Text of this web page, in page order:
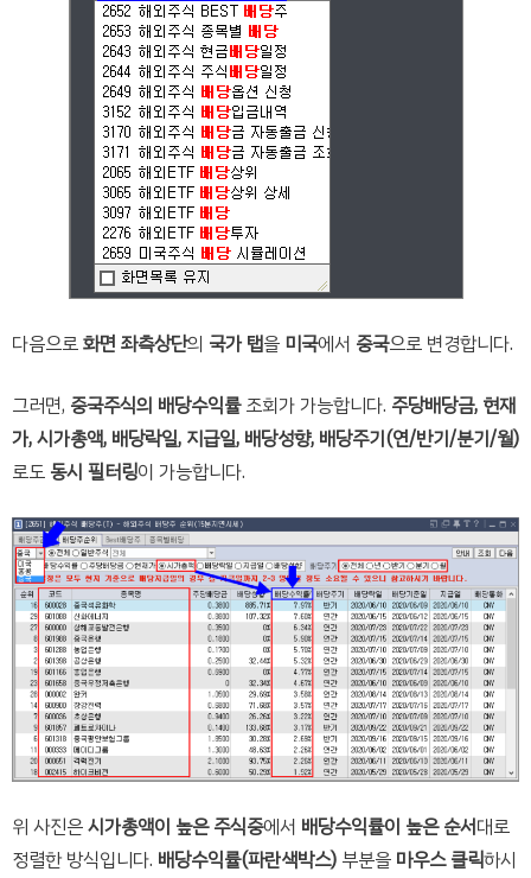
다음으로화면 좌측상단의 국가 탭을 미국에서 중국으로 변경합니다.
그러면, 중국주식의 배당수익률조회가 가능합니다. 주당배당금, 현재
가, 시가총액, 배당락일, 지급일, 배당성향, 배당주기(연/반기/분기/월)
로도 동시 필터링이 가능합니다.
위 사진은시가총액이 높은 주식중에서 배당수익률이 높은 순서대로
정렬한 방식입니다. 배당수익률(파란색박스) 부분을 마우스 클릭하시